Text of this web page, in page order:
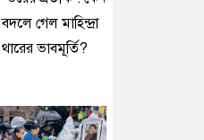
বদলে গেল মাহিন্দ্রা
থারের ভাবমূর্তি?